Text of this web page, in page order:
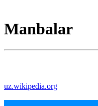
Manbalar
uz.wikipedia.org